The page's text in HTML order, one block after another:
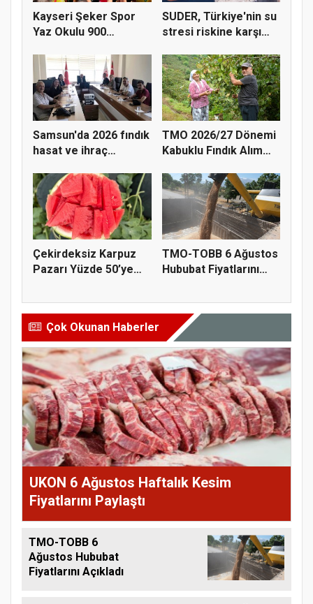
Kayseri Şeker Spor
Yaz Okulu 900
SUDER, Türkiye'nin su
stresi riskine karşı
Samsun'da 2026 fındık
hasat ve ihraç
TMO 2026/27 Dönemi
Kabuklu Fındık Alım
Çekirdeksiz Karpuz
Pazarı Yüzde 50’ye
TMO-TOBB 6 Ağustos
Hububat Fiyatlarını
Çok Okunan Haberler
UKON 6 Ağustos Haftalık Kesim
Fiyatlarını Paylaştı
TMO-TOBB 6
Ağustos Hububat
Fiyatlarını Açıkladı